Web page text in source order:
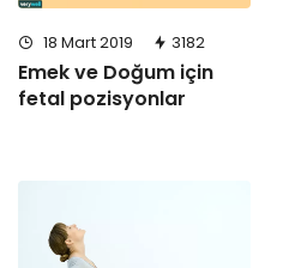
18 Mart 2019 3182
Emek ve Doğum için
fetal pozisyonlar